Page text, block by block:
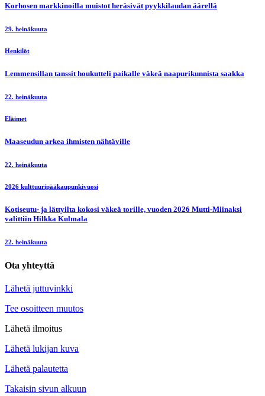
Korhosen markkinoilla muistot heräsivät pyykkilaudan äärellä
29. heinäkuuta
Henkilöt
Lemmensillan tanssit houkutteli paikalle väkeä naapurikunnista saakka
22. heinäkuuta
Eläimet
Maaseudun arkea ihmisten nähtäville
22. heinäkuuta
2026 kulttuuripääkaupunkivuosi
Kotiseutu- ja lättyilta kokosi väkeä torille, vuoden 2026 Mutti-Miinaksi
valittiin Hilkka Kulmala
22. heinäkuuta
Ota yhteyttä
Lähetä juttuvinkki
Tee osoitteen muutos
Lähetä ilmoitus
Lähetä lukijan kuva
Lähetä palautetta
Takaisin sivun alkuun